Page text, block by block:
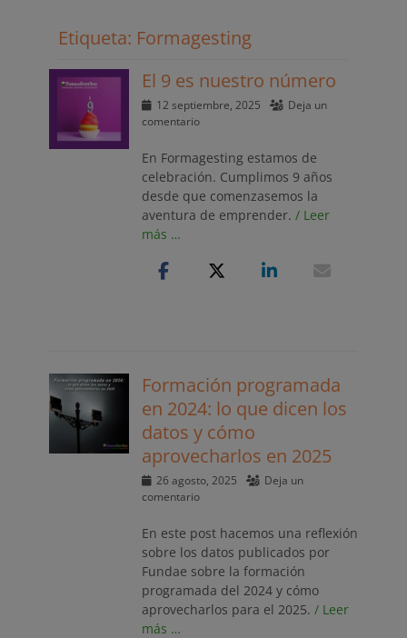
Etiqueta: Formagesting
El 9 es nuestro número
Publicado
el
12 septiembre, 2025
Deja un
comentario
En Formagesting estamos de
celebración. Cumplimos 9 años
desde que comenzasemos la
aventura de emprender. / Leer
más …
Formación programada
en 2024: lo que dicen los
datos y cómo
aprovecharlos en 2025
Publicado
el
26 agosto, 2025
Deja un
comentario
En este post hacemos una reflexión
sobre los datos publicados por
Fundae sobre la formación
programada del 2024 y cómo
aprovecharlos para el 2025. / Leer
más …